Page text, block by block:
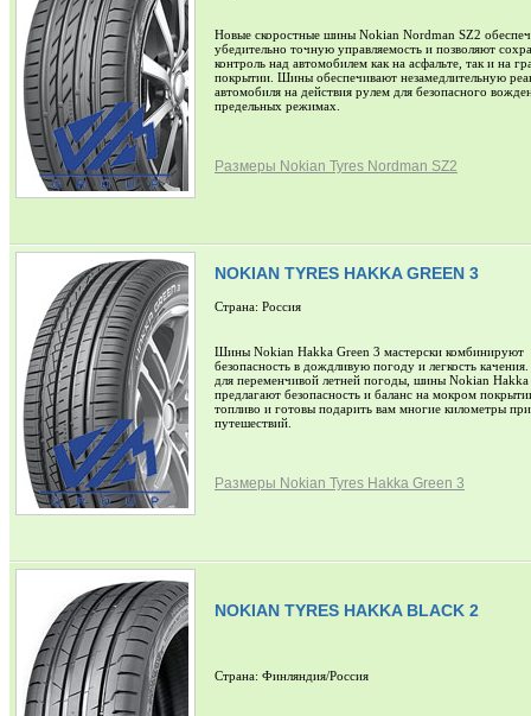
Новые скоростные шины Nokian Nordman SZ2
убедительно точную управляемость и позволяют
контроль над автомобилем как на асфальте, так и на
покрытии. Шины обеспечивают незамедлительную
автомобиля на действия рулем для безопасного
предельных режимах.
Размеры Nokian Tyres Nordman SZ2
NOKIAN TYRES HAKKA GREEN 3
Страна: Россия
Шины Nokian Hakka Green 3 мастерски комбинируют
безопасность в дождливую погоду и легкость
для переменчивой летней погоды, шины Nokian Hakka
предлагают безопасность и баланс на мокром
топливо и готовы подарить вам многие километры
путешествий.
Размеры Nokian Tyres Hakka Green 3
NOKIAN TYRES HAKKA BLACK 2
Страна: Финляндия/Россия